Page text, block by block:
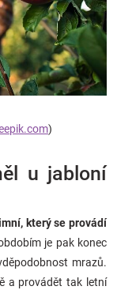
)
u jabloní
který se provádí
je pak konec
mrazů.
a provádět tak letní